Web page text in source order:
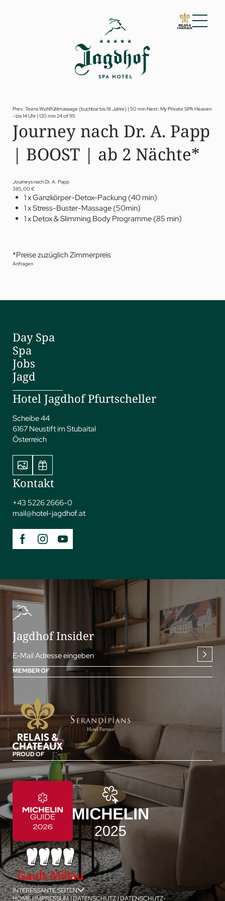
01 Der Jagdhof
02 Zimmer & Suiten
Fitness
Treatments
Private Spa Suite
Jagdhof Specials nach Dr. A. Papp
Yoga
05 Angebote
06 Aktivitäten
07 Events
jSPA
Prev: Teens Wohlfühlmassage (buchbar bis 18 Jahre) | 50 minNext: My Private SPA Heaven
- bis 14 Uhr | 120 min24 of 95
Journey nach Dr. A. Papp
| BOOST | ab 2 Nächte*
Journeys nach Dr. A. Papp
385,00 €
1 x Ganzkörper-Detox-Packung (40 min)
1 x Stress-Buster-Massage (50min)
1 x Detox & Slimming Body Programme (85 min)
*Preise zuzüglich Zimmerpreis
Anfragen
Day Spa
Spa
Jobs
Jagd
Hotel Jagdhof Pfurtscheller
Scheibe 44
6167 Neustift im Stubaital
Österreich
Kontakt
+43 5226 2666-0
mail@hotel-jagdhof.at
Jagdhof Insider
E-Mail Adresse eingeben
MEMBER OF
PROUD OF
INTERESSANTE SEITEN
HOME|IMPRESSUM|DATENSCHUTZ|DATENSCHUTZ-